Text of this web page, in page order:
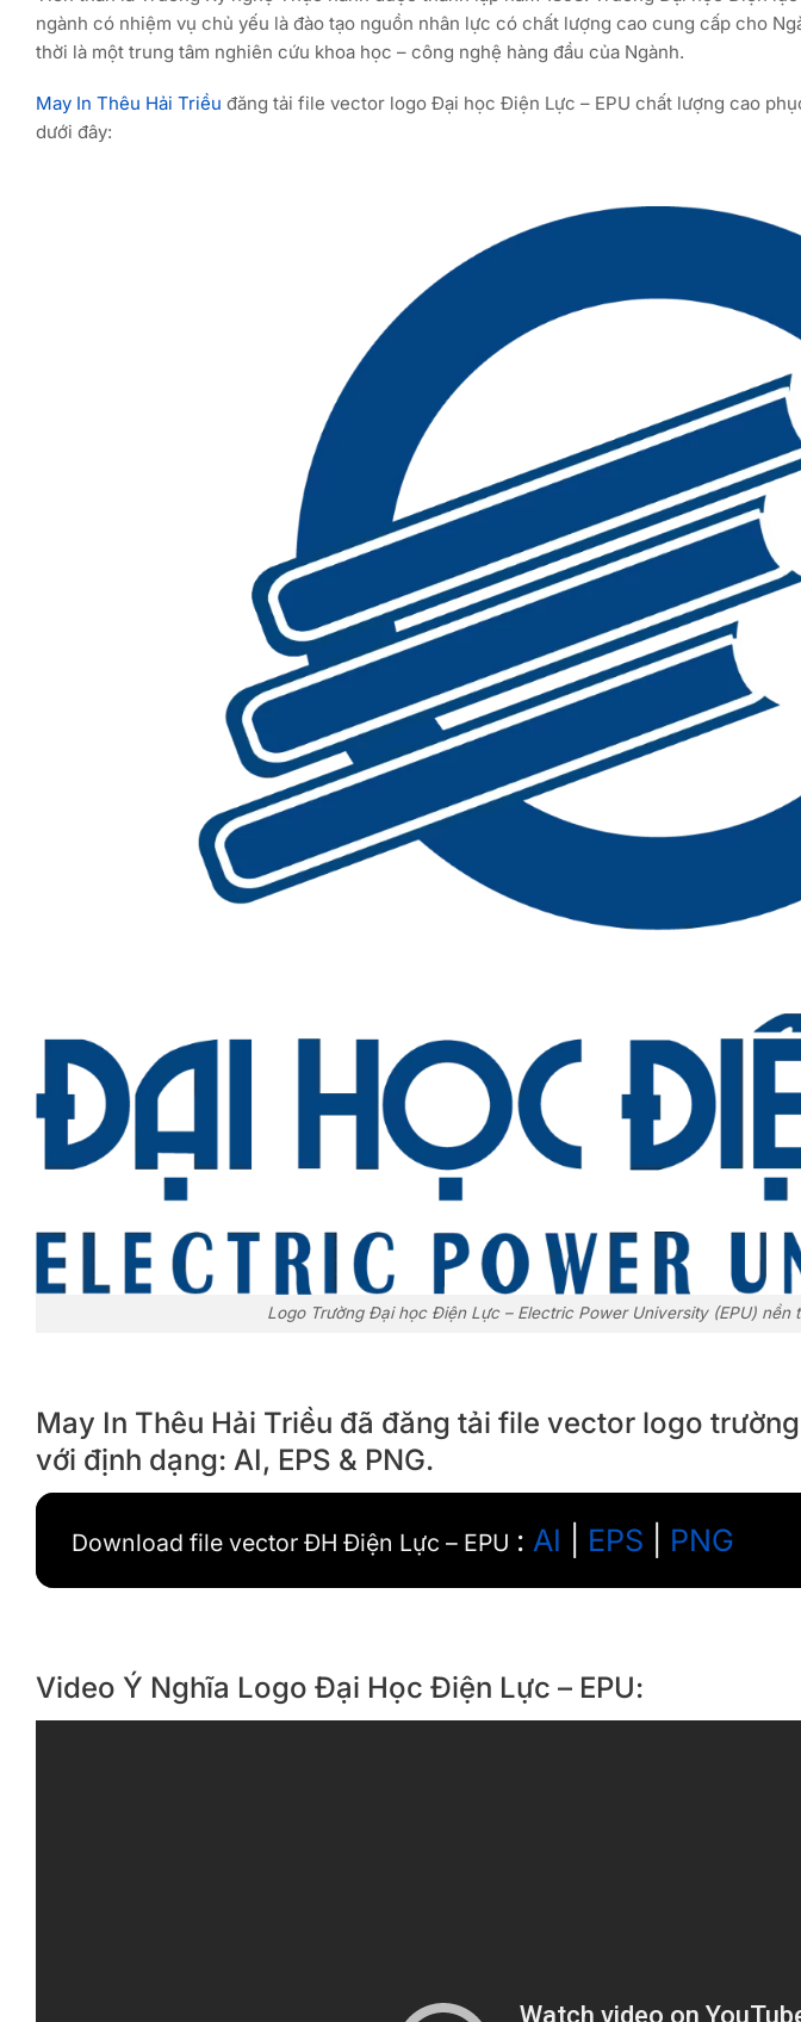
ngành có nhiệm vụ chủ yếu là đào tạo nguồn nhân lực có chất lượng cao cung cấp cho
thời là một trung tâm nghiên cứu khoa học – công nghệ hàng đầu của Ngành.
May In Thêu Hải Triều đăng tải file vector logo Đại học Điện Lực – EPU chất lượng cao
dưới đây:
Logo Trường Đại học Điện Lực – Electric Power University (EPU) nền
May In Thêu Hải Triều đã đăng tải file vector logo
với định dạng: AI, EPS & PNG.
Download file vector ĐH Điện Lực – EPU : AI EPS PNG
Video Ý Nghĩa Logo Đại Học Điện Lực – EPU: